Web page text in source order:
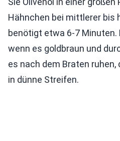
Hähnchen bei mittlerer bis
benötigt etwa 6-7
wenn es goldbraun und
es nach dem Braten ruhen,
in dünne Streifen.